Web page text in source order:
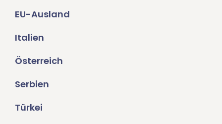
EU-Ausland
Italien
Österreich
Serbien
Türkei